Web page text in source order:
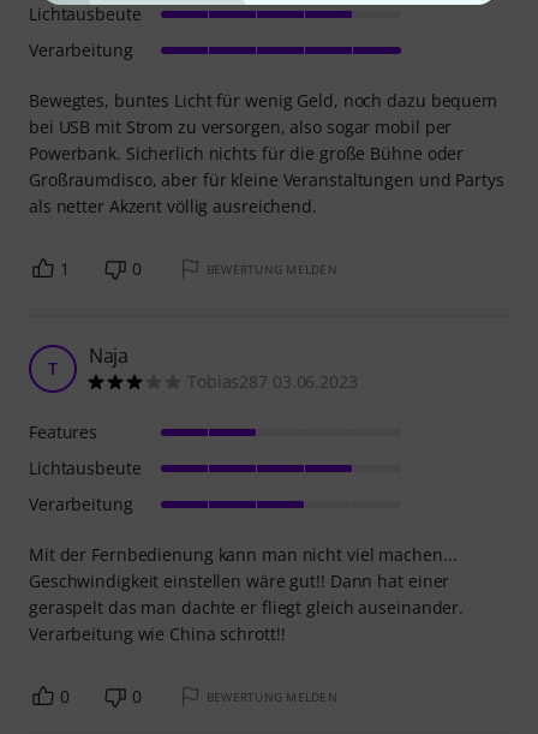
Bewegtes, buntes Licht für wenig Geld, noch dazu bequem
bei USB mit Strom zu versorgen, also sogar mobil per
Powerbank. Sicherlich nichts für die große Bühne oder
Großraumdisco, aber für kleine Veranstaltungen und Partys
als netter Akzent völlig ausreichend.
Lichtausbeute
Verarbeitung
1 0 BEWERTUNG MELDEN
T Naja
Tobias287 03.06.2023
Mit der Fernbedienung kann man nicht viel machen...
Geschwindigkeit einstellen wäre gut!! Dann hat einer
geraspelt das man dachte er fliegt gleich auseinander.
Verarbeitung wie China schrott!!
Features
Lichtausbeute
Verarbeitung
0 0 BEWERTUNG MELDEN